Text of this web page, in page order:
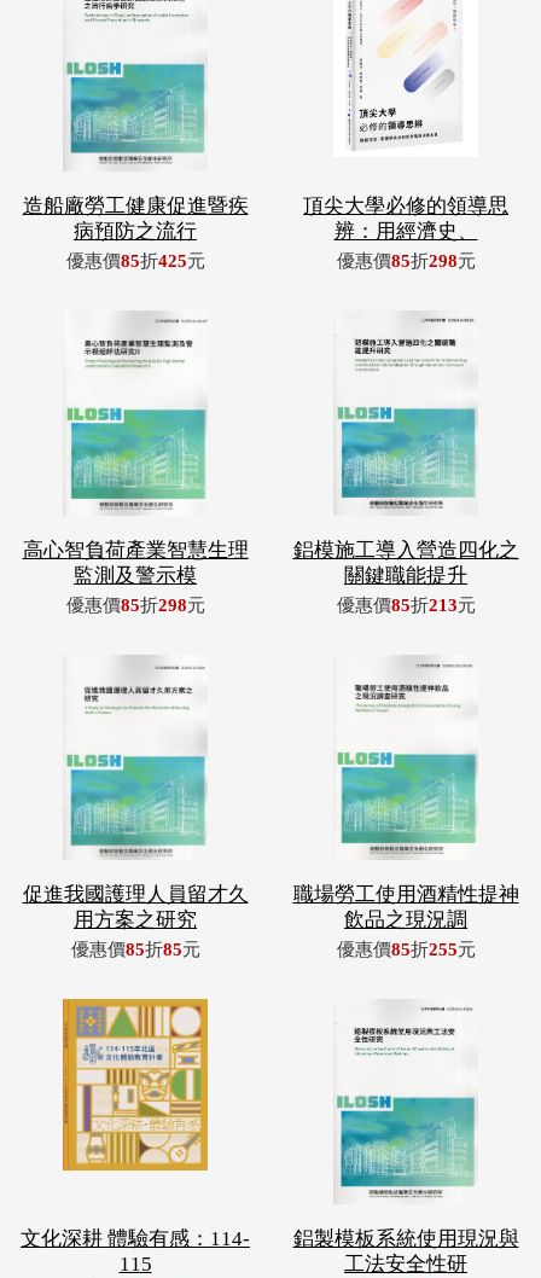
造船廠勞工健康促進暨疾
病預防之流行
優惠價85折425元
頂尖大學必修的領導思
辨：用經濟史、
優惠價85折298元
高心智負荷產業智慧生理
監測及警示模
優惠價85折298元
鋁模施工導入營造四化之
關鍵職能提升
優惠價85折213元
促進我國護理人員留才久
用方案之研究
優惠價85折85元
職場勞工使用酒精性提神
飲品之現況調
優惠價85折255元
文化深耕 體驗有感：114-
115
鋁製模板系統使用現況與
工法安全性研